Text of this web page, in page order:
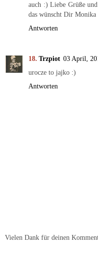
auch :) Liebe Grüße und
das wünscht Dir
Antworten
Trzpiot 03 April,
urocze to jajko :)
Antworten
Vielen Dank für deinen